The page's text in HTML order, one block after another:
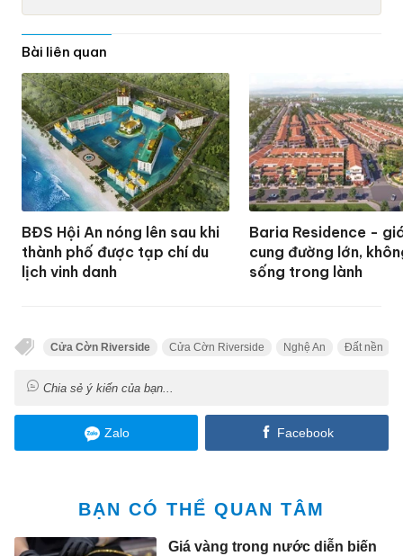
Bài liên quan
BĐS Hội An nóng lên sau khi
thành phố được tạp chí du
lịch vinh danh
Baria Residence -
cung đường lớn,
sống trong lành
Cửa Cờn Riverside Cửa Cờn Riverside Nghệ An Đất nền
Chia sẻ ý kiến của bạn...
Zalo Facebook
BẠN CÓ THỂ QUAN TÂM
Giá vàng trong nước diễn biến